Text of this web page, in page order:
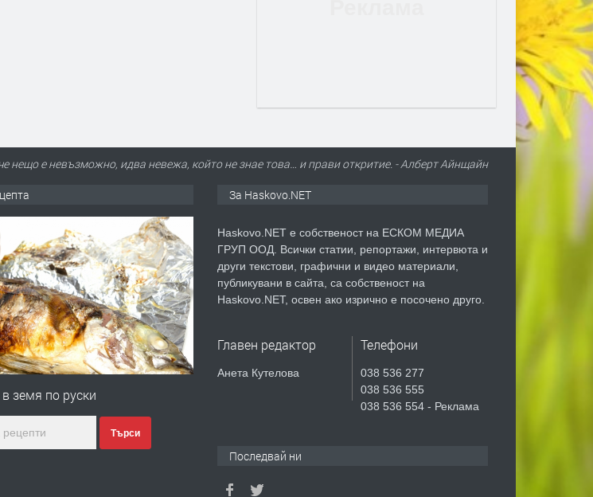
нещо е невъзможно, идва невежа, който не знае това… и прави откритие. - Алберт Айнщайн
земя по руски
Търси
За Haskovo.NET
Haskovo.NET е собственост на ЕСКОМ МЕДИА
ГРУП ООД. Всички статии, репортажи, интервюта и
други текстови, графични и видео материали,
публикувани в сайта, са собственост на
Haskovo.NET, освен ако изрично е посочено друго.
Главен редактор
Анета Кутелова
Телефони
038 536 277
038 536 555
038 536 554 - Реклама
Последвай ни